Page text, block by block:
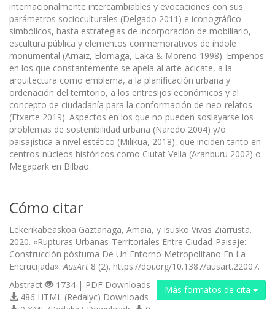
internacionalmente intercambiables y evocaciones con sus
parámetros socioculturales (Delgado 2011) e iconográfico-
simbólicos, hasta estrategias de incorporación de mobiliario,
escultura pública y elementos conmemorativos de índole
monumental (Arnaiz, Elorriaga, Laka & Moreno 1998). Empeños
en los que constantemente se apela al arte-acicate, a la
arquitectura como emblema, a la planificación urbana y
ordenación del territorio, a los entresijos económicos y al
concepto de ciudadanía para la conformación de neo-relatos
(Etxarte 2019). Aspectos en los que no pueden soslayarse los
problemas de sostenibilidad urbana (Naredo 2004) y/o
paisajística a nivel estético (Milikua, 2018), que inciden tanto en
centros-núcleos históricos como Ciutat Vella (Aranburu 2002) o
Megapark en Bilbao.
Cómo citar
Lekerikabeaskoa Gaztañaga, Amaia, y Isusko Vivas Ziarrusta.
2020. «Rupturas Urbanas-Territoriales Entre Ciudad-Paisaje:
Construcción póstuma De Un Entorno Metropolitano En La
Encrucijada». AusArt 8 (2). https://doi.org/10.1387/ausart.22007.
Más formatos de cita
Abstract
1734 | PDF Downloads
486 HTML (Redalyc) Downloads